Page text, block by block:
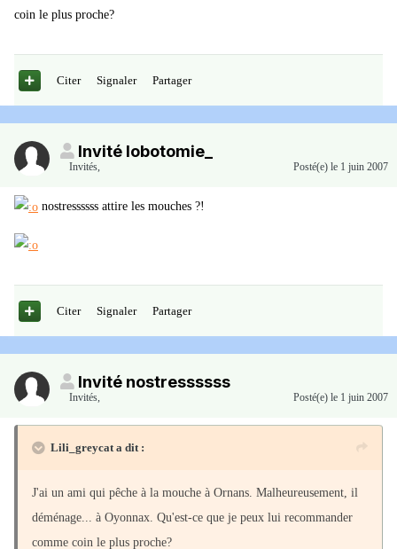
coin le plus proche?
Citer Signaler Partager
Invité lobotomie_
Invités, Posté(e) le 1 juin 2007
nostressssss attire les mouches ?!
Citer Signaler Partager
Invité nostressssss
Invités, Posté(e) le 1 juin 2007
Lili_greycat a dit :
J'ai un ami qui pêche à la mouche à Ornans. Malheureusement, il
déménage... à Oyonnax. Qu'est-ce que je peux lui recommander
comme coin le plus proche?